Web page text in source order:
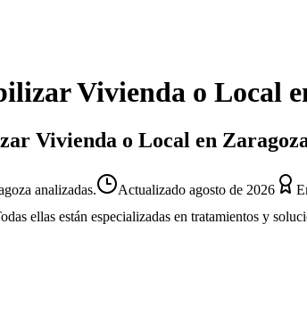
Vivienda o Local
Vivienda o Local en
analizadas. Actualizado agosto de 2026
ellas están especializadas en tratamientos y